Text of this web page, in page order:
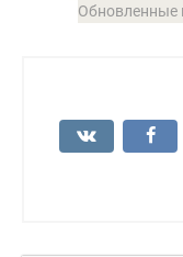
Обновленные